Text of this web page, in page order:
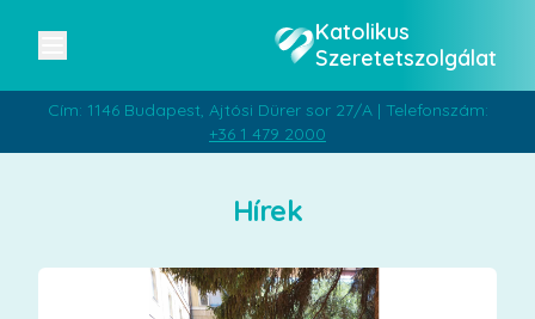
Katolikus
Szeretetszolgálat
Cím: 1146 Budapest, Ajtósi Dürer sor 27/A | Telefonszám:
+36 1 479 2000
Hírek